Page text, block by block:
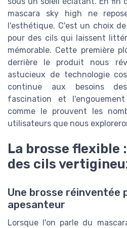
mascara sky high ne
l'esthétique. C'est un choix
pour des cils qui laissent
mémorable. Cette première
derrière le produit nous
astucieux de technologie
continue aux besoins
fascination et
comme le prouvent les
utilisateurs que nous
La brosse flexible
des cils
Une brosse réinventée
apesanteur
Lorsque l'on parle du